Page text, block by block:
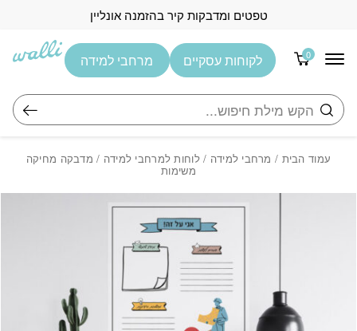
טפטים ומדבקות קיר בהזמנה אונליין
0
חיפוש
לקוחות עסקיים מרחבי למידה
עמוד הבית / מרחבי למידה /לוחות למרחבי למידה / מדבקה מחיקה
משימות